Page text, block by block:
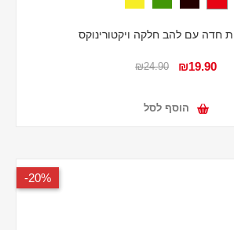
חדה עם להב חלקה ויקטורינוקס
₪19.90
₪24.90
הוסף לסל
20%-